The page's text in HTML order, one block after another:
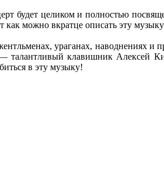
будет целиком и полностью
можно вкратце описать эту
ураганах, наводнениях и
талантливый клавишник Алексей
в эту музыку!